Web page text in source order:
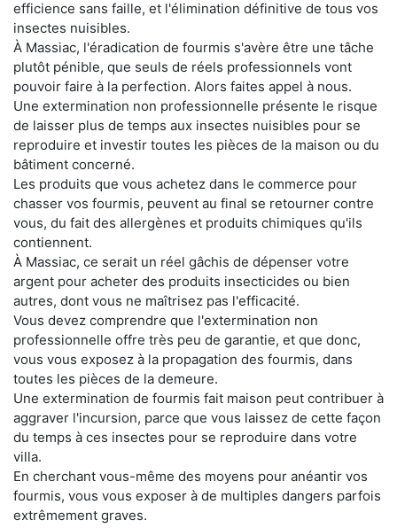
efficience sans faille, et l'élimination définitive de tous vos
insectes nuisibles.
À Massiac, l'éradication de fourmis s'avère être une tâche
plutôt pénible, que seuls de réels professionnels vont
pouvoir faire à la perfection. Alors faites appel à nous.
Une extermination non professionnelle présente le risque
de laisser plus de temps aux insectes nuisibles pour se
reproduire et investir toutes les pièces de la maison ou du
bâtiment concerné.
Les produits que vous achetez dans le commerce pour
chasser vos fourmis, peuvent au final se retourner contre
vous, du fait des allergènes et produits chimiques qu'ils
contiennent.
À Massiac, ce serait un réel gâchis de dépenser votre
argent pour acheter des produits insecticides ou bien
autres, dont vous ne maîtrisez pas l'efficacité.
Vous devez comprendre que l'extermination non
professionnelle offre très peu de garantie, et que donc,
vous vous exposez à la propagation des fourmis, dans
toutes les pièces de la demeure.
Une extermination de fourmis fait maison peut contribuer à
aggraver l'incursion, parce que vous laissez de cette façon
du temps à ces insectes pour se reproduire dans votre
villa.
En cherchant vous-même des moyens pour anéantir vos
fourmis, vous vous exposer à de multiples dangers parfois
extrêmement graves.